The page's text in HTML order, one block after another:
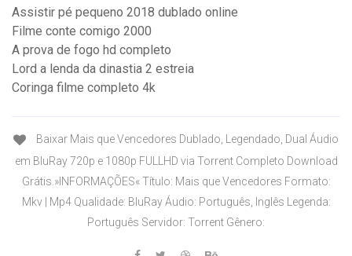
Assistir pé pequeno 2018 dublado online
Filme conte comigo 2000
A prova de fogo hd completo
Lord a lenda da dinastia 2 estreia
Coringa filme completo 4k
Baixar Mais que Vencedores Dublado, Legendado, Dual Áudio
em BluRay 720p e 1080p FULLHD via Torrent Completo Download
Grátis.»INFORMAÇÕES« Título: Mais que Vencedores Formato:
Mkv | Mp4 Qualidade: BluRay Áudio: Português, Inglês Legenda:
Português Servidor: Torrent Gênero: